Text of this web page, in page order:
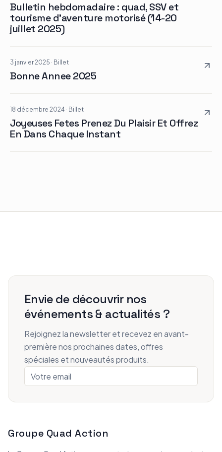
Bulletin hebdomadaire : quad, SSV et
tourisme d’aventure motorisé (14-20
juillet 2025)
3 janvier 2025 · Billet
Bonne Annee 2025
18 décembre 2024 · Billet
Joyeuses Fetes Prenez Du Plaisir Et Offrez
En Dans Chaque Instant
Envie de découvrir nos
événements & actualités ?
Rejoignez la newsletter et recevez en avant-
première nos prochaines dates, offres
spéciales et nouveautés produits.
Groupe Quad Action